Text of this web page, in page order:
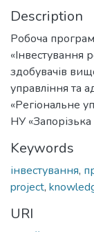
Description
Робоча
«Інвестування
здобувачів
управління та
«Регіональне
НУ
Keywords
інвестування,
project,
URI